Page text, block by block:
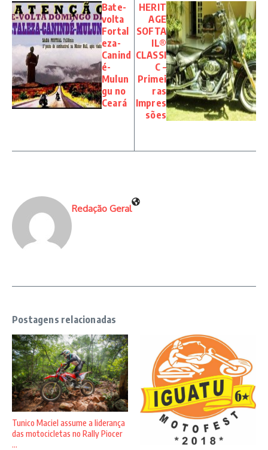
Bate-
volta
Fortal
eza-
Canind
é-
Mulun
gu no
Ceará
HERIT
AGE
SOFTA
IL®
CLASSI
C –
Primei
ras
Impres
sões
Redação Geral
Postagens relacionadas
Tunico Maciel assume a liderança
das motocicletas no Rally Piocer
...